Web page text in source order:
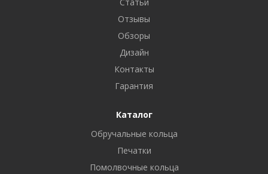
Отзывы
Обзоры
Дизайн
Контакты
Гарантия
Каталог
Обручальные кольца
Печатки
Помолвочные кольца